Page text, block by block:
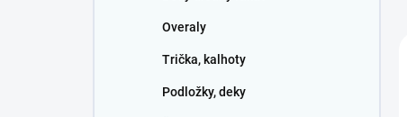
Overaly
Trička, kalhoty
Podložky, deky